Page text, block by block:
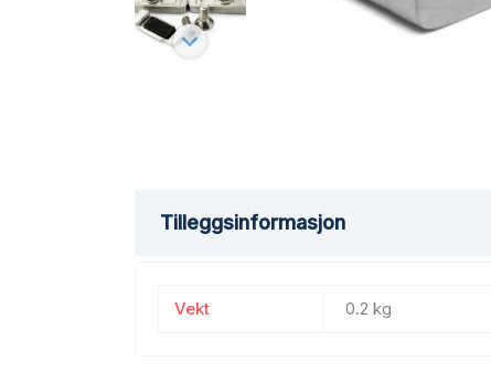
Tilleggsinformasjon
Vekt 0.2 kg